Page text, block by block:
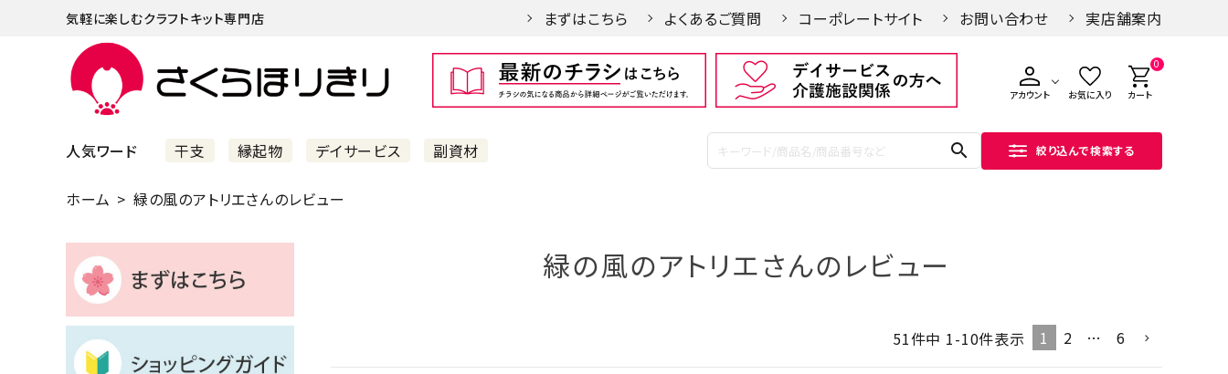
気軽に楽しむクラフトキット専門店 まずはこちら よくあるご質問 コーポレートサイト お問い合わせ 実店舗案内
アカウント お気に入り
0
カート
人気ワード 干支 縁起物 デイサービス 副資材 search 絞り込んで検索する
まずはこちら
ショッピングガイド
よくあるご質問
すべての商品
ホーム 緑の風のアトリエさんのレビュー
緑の風のアトリエさんのレビュー
51件中 1-10件表示 1 2 … 6